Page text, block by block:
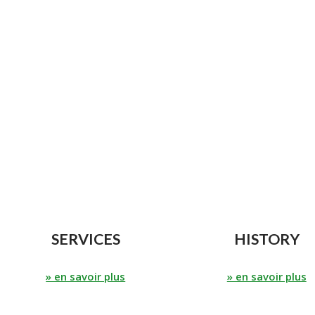
SERVICES
» en savoir plus
HISTORY
» en savoir plus